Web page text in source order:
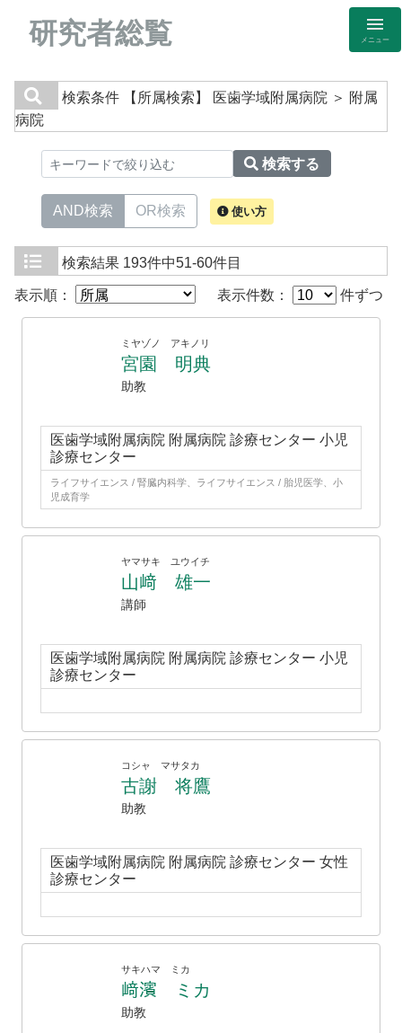
研究者総覧 メニュー
検索条件
【所属検索】 医歯学域附属病院 ＞ 附属
病院
検索する
AND検索 OR検索 使い方
検索結果 193件中51-60件目
表示順： 表示件数： 件ずつ
ミヤゾノ アキノリ
宮園 明典
助教
医歯学域附属病院 附属病院 診療センター 小児
診療センター
ライフサイエンス / 腎臓内科学、ライフサイエンス / 胎児医学、小
児成育学
ヤマサキ ユウイチ
山﨑 雄一
講師
医歯学域附属病院 附属病院 診療センター 小児
診療センター
コシャ マサタカ
古謝 将鷹
助教
医歯学域附属病院 附属病院 診療センター 女性
診療センター
サキハマ ミカ
﨑濱 ミカ
助教